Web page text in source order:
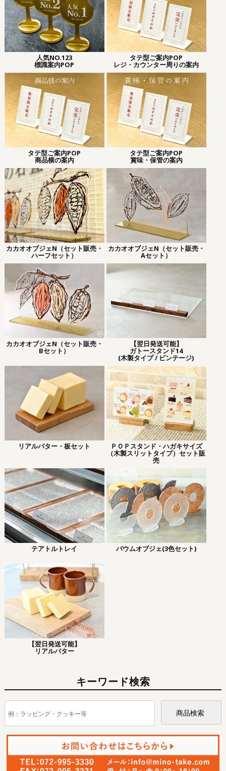
人気NO.123
標識案内POP
タテ型ご案内POP
レジ・カウンター周りの案内
タテ型ご案内POP
商品横の案内
タテ型ご案内POP
賞味・保管の案内
カカオオブジェN（セット販売・
ハーフセット）
カカオオブジェN（セット販売・
Aセット）
カカオオブジェN（セット販売・
Bセット）
【翌日発送可能】
ガトースタンド14
(木製タイプ / ビンテージ)
リアルバター・板セット ＰＯＰスタンド・ハガキサイズ
（木製スリットタイプ）セット販
売
テアトルトレイ バウムオブジェ(3色セット)
【翌日発送可能】
リアルバター
キーワード検索